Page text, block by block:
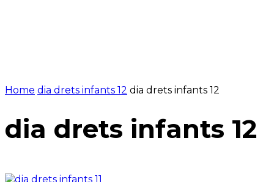
Home dia drets infants 12 dia drets infants 12
dia drets infants 12